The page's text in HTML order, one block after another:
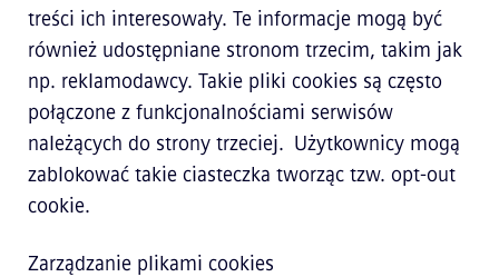
treści ich interesowały. Te informacje mogą być
również udostępniane stronom trzecim, takim jak
np. reklamodawcy. Takie pliki cookies są często
połączone z funkcjonalnościami serwisów
należących do strony trzeciej. Użytkownicy mogą
zablokować takie ciasteczka tworząc tzw. opt-out
cookie.
​Zarządzanie plikami cookies